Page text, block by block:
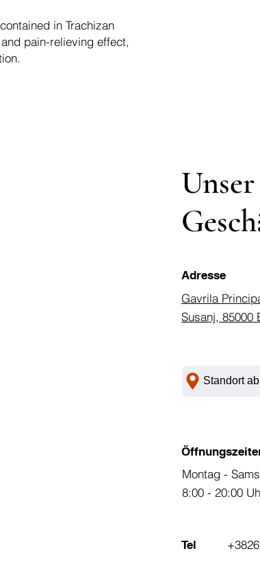
in Trachizan
pain-relieving effect,
Unser
Adresse
Gavrila
Susanj, 85000
Standort
Montag -
8:00 - 20:00
Tel